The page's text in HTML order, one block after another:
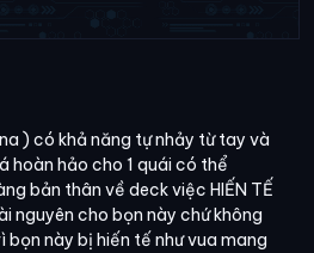
) có khả năng tự nhảy từ tay và
hoàn hảo cho 1 quái có thể
bản thân về deck việc HIẾN TẾ
nguyên cho bọn này chứ không
bọn này bị hiến tế như vua mang